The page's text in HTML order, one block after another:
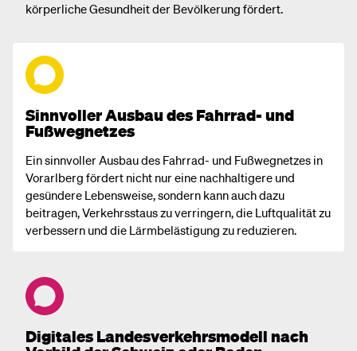
körperliche Gesundheit der Bevölkerung fördert.
Sinnvoller Ausbau des Fahrrad- und
Fußwegnetzes
Ein sinnvoller Ausbau des Fahrrad- und Fußwegnetzes in
Vorarlberg fördert nicht nur eine nachhaltigere und
gesündere Lebensweise, sondern kann auch dazu
beitragen, Verkehrsstaus zu verringern, die Luftqualität zu
verbessern und die Lärmbelästigung zu reduzieren.
Digitales Landesverkehrsmodell nach